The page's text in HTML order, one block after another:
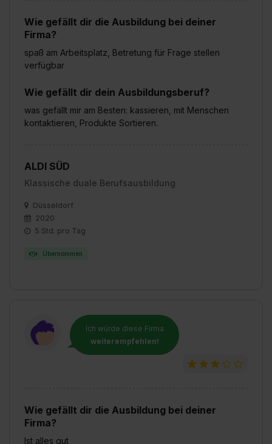
Wie gefällt dir die Ausbildung bei deiner
Firma?
spaß am Arbeitsplatz, Betretung für Frage stellen
verfügbar
Wie gefällt dir dein Ausbildungsberuf?
was gefällt mir am Besten: kassieren, mit Menschen
kontaktieren, Produkte Sortieren.
ALDI SÜD
Klassische duale Berufsausbildung
Düsseldorf
2020
5 Std. pro Tag
Übernommen
Ich würde diese Firma
weiterempfehlen!
Wie gefällt dir die Ausbildung bei deiner
Firma?
Ist alles gut